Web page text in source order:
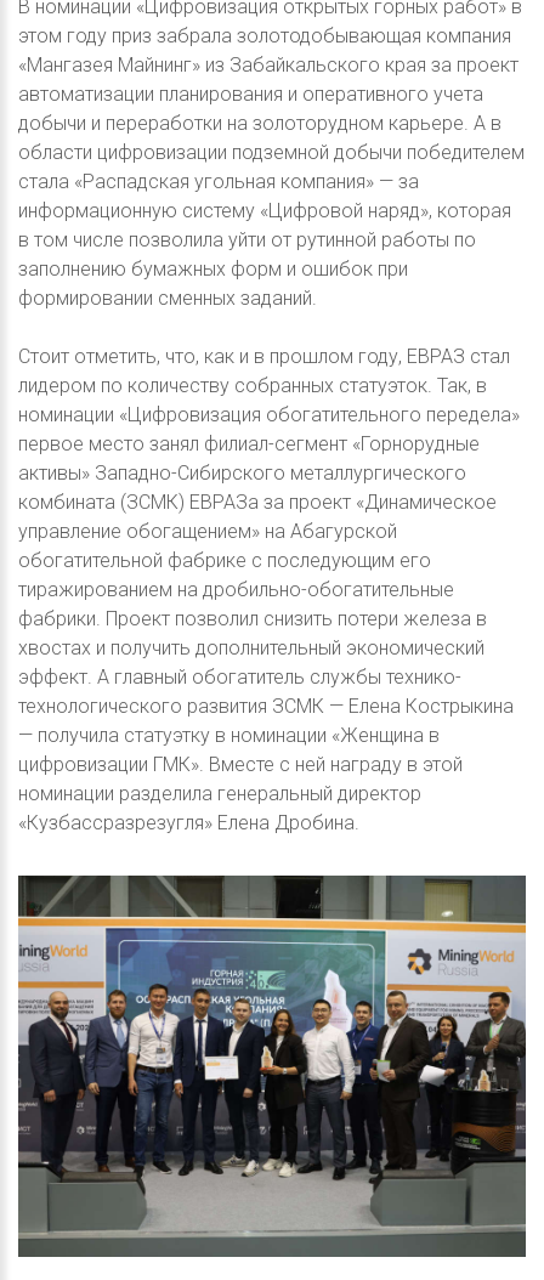
В номинации «Цифровизация открытых горных работ» в
этом году приз забрала золотодобывающая компания
«Мангазея Майнинг» из Забайкальского края за проект
автоматизации планирования и оперативного учета
добычи и переработки на золоторудном карьере. А в
области цифровизации подземной добычи победителем
стала «Распадская угольная компания» — за
информационную систему «Цифровой наряд», которая
в том числе позволила уйти от рутинной работы по
заполнению бумажных форм и ошибок при
формировании сменных заданий.
Стоит отметить, что, как и в прошлом году, ЕВРАЗ стал
лидером по количеству собранных статуэток. Так, в
номинации «Цифровизация обогатительного передела»
первое место занял филиал-сегмент «Горнорудные
активы» Западно-Сибирского металлургического
комбината (ЗСМК) ЕВРАЗа за проект «Динамическое
управление обогащением» на Абагурской
обогатительной фабрике с последующим его
тиражированием на дробильно-обогатительные
фабрики. Проект позволил снизить потери железа в
хвостах и получить дополнительный экономический
эффект. А главный обогатитель службы технико-
технологического развития ЗСМК — Елена Кострыкина
— получила статуэтку в номинации «Женщина в
цифровизации ГМК». Вместе с ней награду в этой
номинации разделила генеральный директор
«Кузбассразрезугля» Елена Дробина.